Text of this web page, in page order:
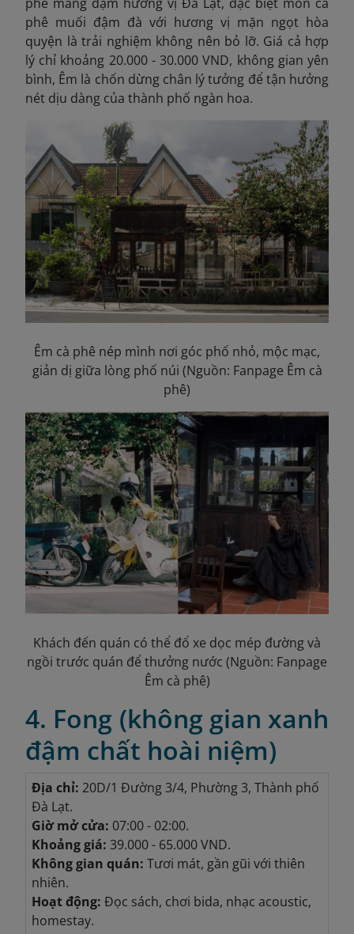
phê muối đậm đà với hương vị mặn ngọt hòa
quyện là trải nghiệm không nên bỏ lỡ. Giá cả hợp
lý chỉ khoảng 20.000 - 30.000 VND, không gian yên
bình, Êm là chốn dừng chân lý tưởng để tận hưởng
nét dịu dàng của thành phố ngàn hoa.
Êm cà phê nép mình nơi góc phố nhỏ, mộc mạc,
giản dị giữa lòng phố núi (Nguồn: Fanpage Êm cà
phê)
Khách đến quán có thể đổ xe dọc mép đường và
ngồi trước quán để thưởng nước (Nguồn: Fanpage
Êm cà phê)
4. Fong (không gian xanh
đậm chất hoài niệm)
Địa chỉ: 20D/1 Đường 3/4, Phường 3, Thành phố
Đà Lạt.
Giờ mở cửa: 07:00 - 02:00.
Khoảng giá: 39.000 - 65.000 VND.
Không gian quán: Tươi mát, gần gũi với thiên
nhiên.
Hoạt động: Đọc sách, chơi bida, nhạc acoustic,
homestay.